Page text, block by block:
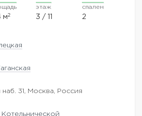
м2
этаж
3 / 11
спален
2
наб. 31, Москва, Россия